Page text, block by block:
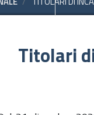
Titolari